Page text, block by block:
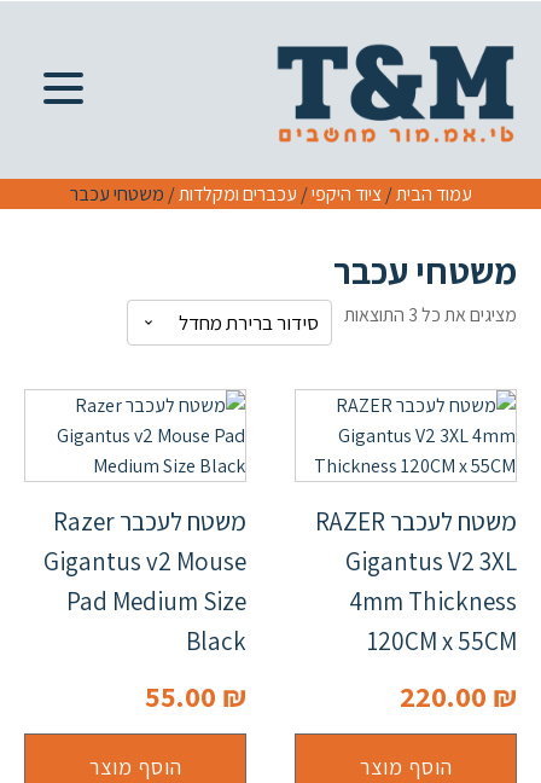
עמוד הבית/ציוד היקפי/ עכברים ומקלדות/ משטחי עכבר
משטחי עכבר
מציגים את כל ⁦3⁩ התוצאות
משטח לעכבר RAZER
Gigantus V2 3XL
4mm Thickness
120CM x 55CM
220.00 ₪
הוסף מוצר
משטח לעכבר Razer
Gigantus v2 Mouse
Pad Medium Size
Black
55.00 ₪
הוסף מוצר